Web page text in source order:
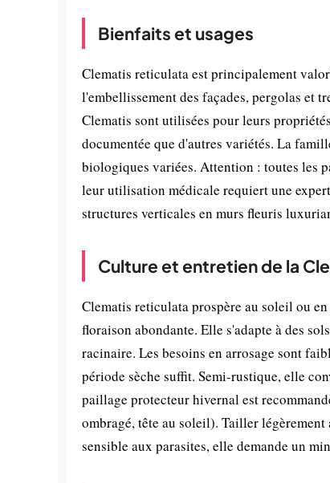
Bienfaits et usages
Clematis reticulata est principalement
l'embellissement des façades, pergolas et
Clematis sont utilisées pour leurs
documentée que d'autres variétés. La
biologiques variées. Attention : toutes les
leur utilisation médicale requiert une
structures verticales en murs fleuris
Culture et entretien de la
Clematis reticulata prospère au soleil ou
floraison abondante. Elle s'adapte à des
racinaire. Les besoins en arrosage sont
période sèche suffit. Semi-rustique, elle
paillage protecteur hivernal est
ombragé, tête au soleil). Tailler
sensible aux parasites, elle demande un